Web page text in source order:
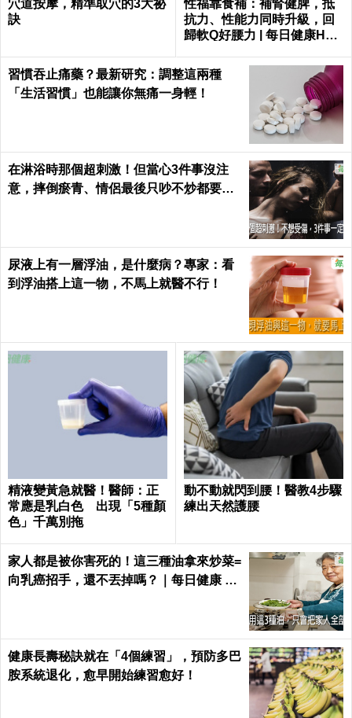
穴道按摩，精準取穴的3大祕
訣
性福靠食補：補腎健脾，抵
抗力、性能力同時升級，回
歸軟Q好腰力 | 每日健康Heal
習慣吞止痛藥？最新研究：調整這兩種
「生活習慣」也能讓你無痛一身輕！
在淋浴時那個超刺激！但當心3件事沒注
意，摔倒瘀青、情侶最後只吵不炒都要怪
尿液上有一層浮油，是什麼病？專家：看
到浮油搭上這一物，不馬上就醫不行！
精液變黃急就醫！醫師：正
常應是乳白色 出現「5種顏
色」千萬別拖
動不動就閃到腰！醫教4步驟
練出天然護腰
家人都是被你害死的！這三種油拿來炒菜=
向乳癌招手，還不丟掉嗎？｜每日健康 He
健康長壽秘訣就在「4個練習」，預防多巴
胺系統退化，愈早開始練習愈好！